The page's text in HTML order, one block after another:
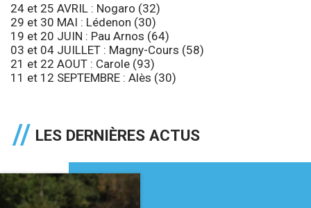
24 et 25 AVRIL : Nogaro (32)
29 et 30 MAI : Lédenon (30)
19 et 20 JUIN : Pau Arnos (64)
03 et 04 JUILLET : Magny-Cours (58)
21 et 22 AOUT : Carole (93)
11 et 12 SEPTEMBRE : Alès (30)
LES DERNIÈRES ACTUS